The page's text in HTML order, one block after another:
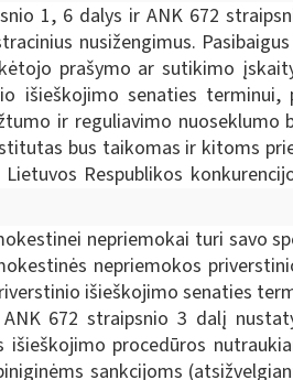
1, 6 dalys ir ANK 672
nusižengimus.
prašymo ar sutikimo
išieškojimo senaties terminui,
ir reguliavimo
bus taikomas ir kitoms
Respublikos
nepriemokai turi savo
nepriemokos
išieškojimo senaties
672 straipsnio 3 dalį
procedūros
sankcijoms